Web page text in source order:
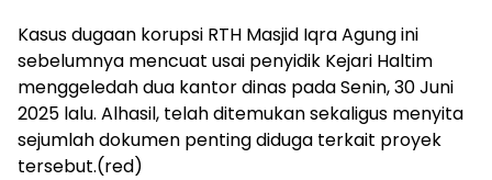
Kasus dugaan korupsi RTH Masjid Iqra Agung ini
sebelumnya mencuat usai penyidik Kejari Haltim
menggeledah dua kantor dinas pada Senin, 30 Juni
2025 lalu. Alhasil, telah ditemukan sekaligus menyita
sejumlah dokumen penting diduga terkait proyek
tersebut.(red)